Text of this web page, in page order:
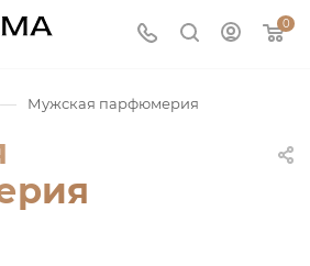
0
— Мужская парфюмерия